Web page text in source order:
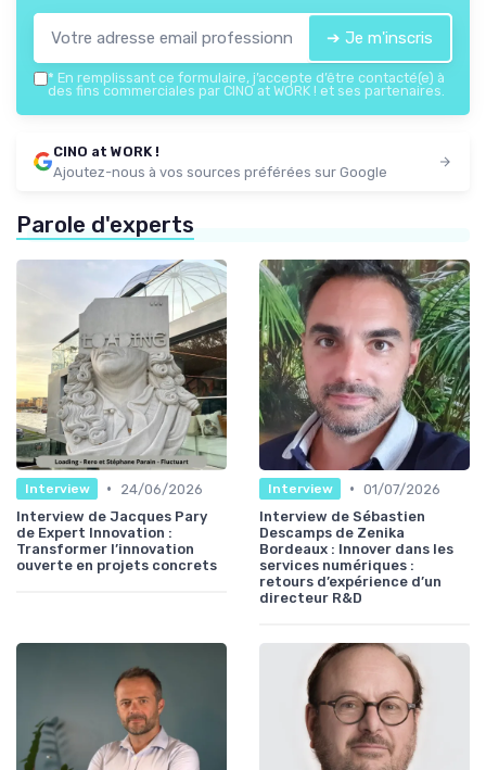
➔ Je m'inscris
* En remplissant ce formulaire, j’accepte d’être contacté(e) à
des fins commerciales par CINO at WORK ! et ses partenaires.
CINO at WORK !
Ajoutez-nous à vos sources préférées sur Google
Parole d'experts
Interview •
24/06/2026
Interview de Jacques Pary
de Expert Innovation :
Transformer l’innovation
ouverte en projets concrets
Interview • 01/07/2026
Interview de Sébastien
Descamps de Zenika
Bordeaux : Innover dans les
services numériques :
retours d’expérience d’un
directeur R&D